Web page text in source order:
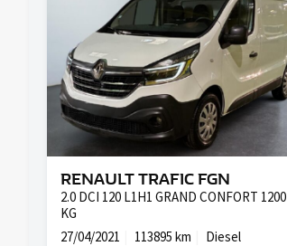
RENAULT TRAFIC FGN
2.0 DCI 120 L1H1 GRAND CONFORT 1200
KG
27/04/2021
113895 km Diesel